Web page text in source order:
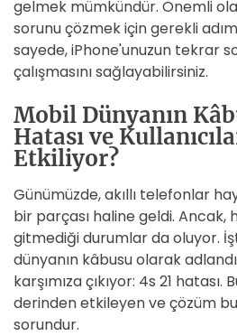
gelmek mümkündür. Önemli
sorunu çözmek için gerekli
sayede, iPhone'unuzun tekrar
çalışmasını sağlayabilirsiniz.
Mobil Dünyanın
Hatası ve
Etkiliyor?
Günümüzde, akıllı telefonlar
bir parçası haline geldi.
gitmediği durumlar da oluyor.
dünyanın kâbusu olarak
karşımıza çıkıyor: 4s 21 hatası.
derinden etkileyen ve çözüm
sorundur.